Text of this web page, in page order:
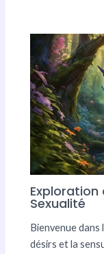
Exploration
Sexualité
Bienvenue dans
désirs et la